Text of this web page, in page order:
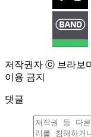
저작권자 ⓒ 브라보
이용 금지
댓글